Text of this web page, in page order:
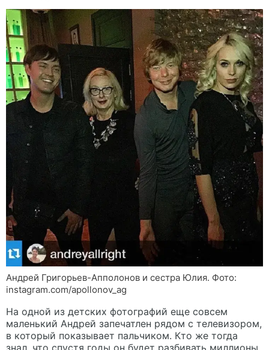
Андрей Григорьев-Апполонов и сестра Юлия. Фото:
instagram.com/apollonov_ag
На одной из детских фотографий еще совсем
маленький Андрей запечатлен рядом с телевизором,
в который показывает пальчиком. Кто же тогда
знал, что спустя годы он будет разбивать миллионы